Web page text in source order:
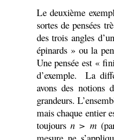
Le deuxième
sortes de pensées
des trois angles
épinards » ou la
Une pensée est «
d’exemple.
La
avons des
grandeurs.
mais chaque entier
toujoursn > m
mesure ne